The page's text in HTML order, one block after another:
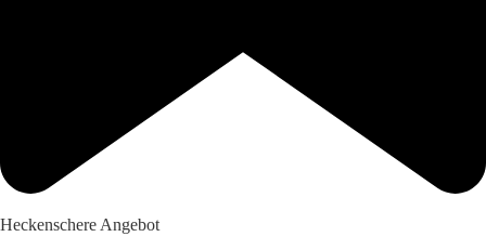
Heckenschere Angebot